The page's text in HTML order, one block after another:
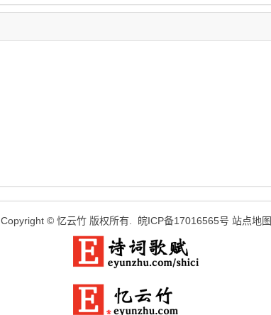
Copyright © 忆云竹 版权所有. 皖ICP备17016565号 站点地图